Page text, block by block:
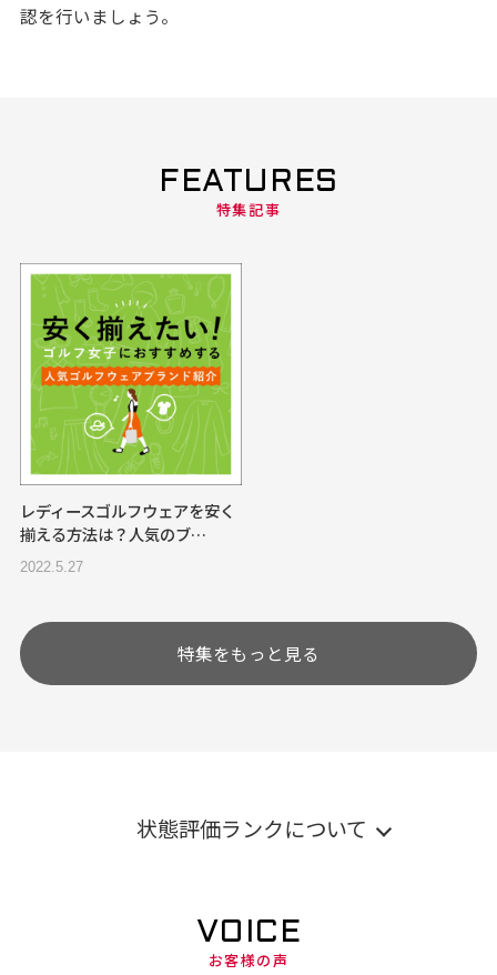
認を行いましょう。
FEATURES
特集記事
レディースゴルフウェアを安く
揃える方法は？人気のブ…
2022.5.27
特集をもっと見る
状態評価ランクについて
VOICE
お客様の声